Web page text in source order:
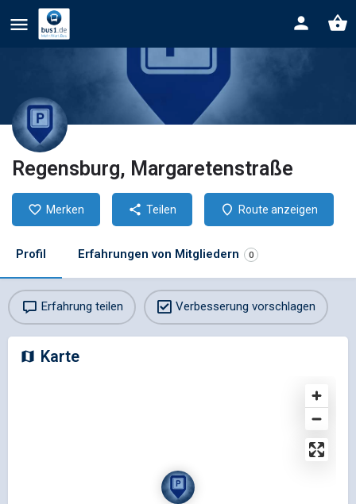
Regensburg, Margaretenstraße
Merken Teilen Route anzeigen
Profil Erfahrungen von Mitgliedern 0
Erfahrung teilen Verbesserung vorschlagen
Karte